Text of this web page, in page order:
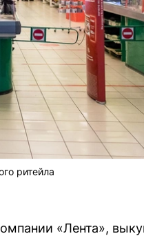
ритейла
«Лента»,